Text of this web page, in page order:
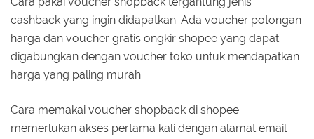
cashback yang ingin didapatkan. Ada voucher potongan
harga dan voucher gratis ongkir shopee yang dapat
digabungkan dengan voucher toko untuk mendapatkan
harga yang paling murah.
Cara memakai voucher shopback di shopee
memerlukan akses pertama kali dengan alamat email